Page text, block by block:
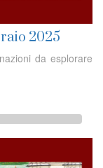
2025
da esplorare